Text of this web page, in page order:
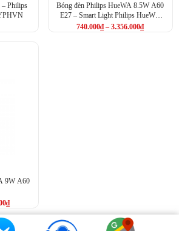
– Philips
Bóng đèn Philips HueWA 8.5W A60
E27 – Smart Light Philips HueWA
8.5W A60 E27
740.000₫ – 3.356.000₫
9W A60
₫